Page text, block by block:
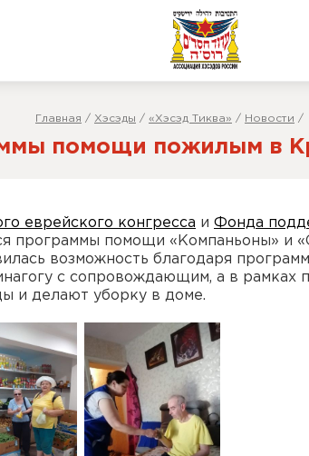
Главная / Хэсэды / «Хэсэд Тиква» / Новости /
помощи пожилым в
еврейского конгресса и Фонда
программы помощи «Компаньоны» и
возможность благодаря
с сопровождающим, а в рамках
и делают уборку в доме.